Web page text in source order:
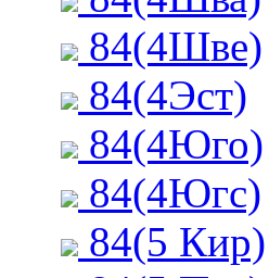
84(4Шве)
84(4Эст)
84(4Юго)
84(4Югс)
84(5 Кир)